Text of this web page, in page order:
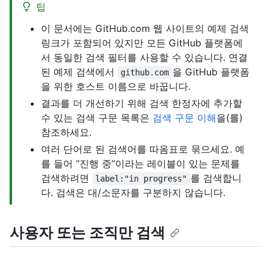
팁
이 문서에는 GitHub.com 웹 사이트의 예제 검색
링크가 포함되어 있지만 모든 GitHub 플랫폼에
서 동일한 검색 필터를 사용할 수 있습니다. 연결
된 예제 검색에서
github.com 을 GitHub 플랫폼
을 위한 호스트 이름으로 바꿉니다.
결과를 더 개선하기 위해 검색 한정자에 추가할
수 있는 검색 구문 목록은 검색 구문 이해을(를)
참조하세요.
여러 단어로 된 검색어를 따옴표로 묶으세요. 예
를 들어 “진행 중”이라는 레이블이 있는 문제를
검색하려면
label:"in progress" 를 검색합니
다. 검색은 대/소문자를 구분하지 않습니다.
사용자 또는 조직만 검색